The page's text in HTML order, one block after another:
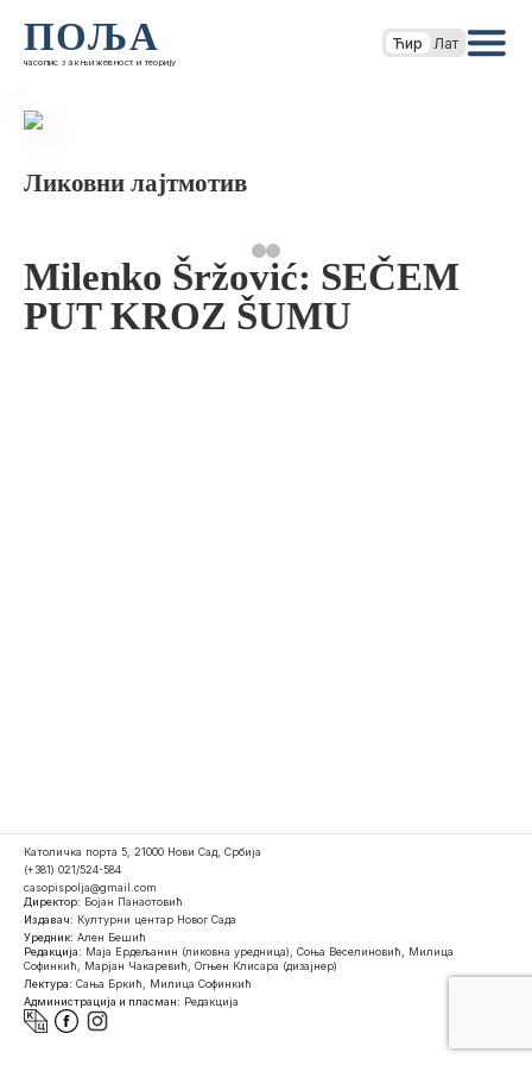
ПОЉА
часопис за књижевност и теорију
Ћир Лат
Ликовни лајтмотив
Milenko Šržović: SEČEM
PUT KROZ ŠUMU
Католичка порта 5, 21000 Нови Сад, Србија
(+381) 021/524-584
casopispolja@gmail.com
Директор: Бојан Панаотовић
Издавач: Културни центар Новог Сада
Уредник: Ален Бешић
Редакција: Маја Ердељанин (ликовна уредница), Соња Веселиновић, Милица
Софинкић, Марјан Чакаревић, Огњен Клисара (дизајнер)
Лектура: Сања Бркић, Милица Софинкић
Администрација и пласман: Редакција